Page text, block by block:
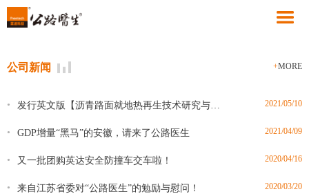
+MORE
公司新闻
2021/05/10
•
2021/04/09
• GDP增量“黑马”的安徽，请来了公路医生
2020/04/16
• 又一批团购英达安全防撞车交车啦！
2020/03/20
• 来自江苏省委对“公路医生”的勉励与慰问！